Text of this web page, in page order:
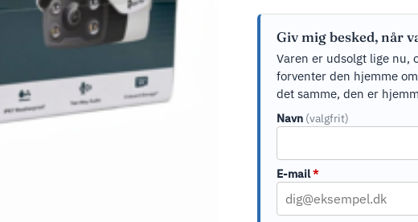
Giv mig besked, når
Varen er udsolgt lige nu,
forventer den hjemme
det samme, den er
Navn (valgfrit)
E-mail*